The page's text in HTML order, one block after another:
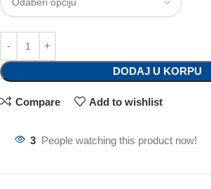
DODAJ U KORPU
Compare Add to wishlist
3 People watching this product now!